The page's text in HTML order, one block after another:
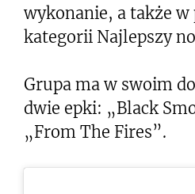
wykonanie, a także
kategorii Najlepszy
Grupa ma w swoim
dwie epki: „Black
„From The Fires”.